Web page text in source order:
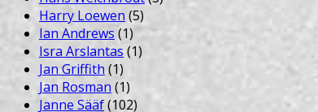
Harry Loewen (5)
Ian Andrews (1)
Isra Arslantas (1)
Jan Griffith (1)
Jan Rosman (1)
Janne Sääf(102)